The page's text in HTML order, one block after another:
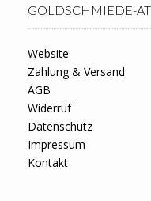
GOLDSCHMIEDE-
Website
Zahlung & Versand
AGB
Widerruf
Datenschutz
Impressum
Kontakt